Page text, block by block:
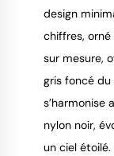
design
chiffres, orné
sur mesure,
gris foncé
s’harmonise
nylon noir,
un ciel